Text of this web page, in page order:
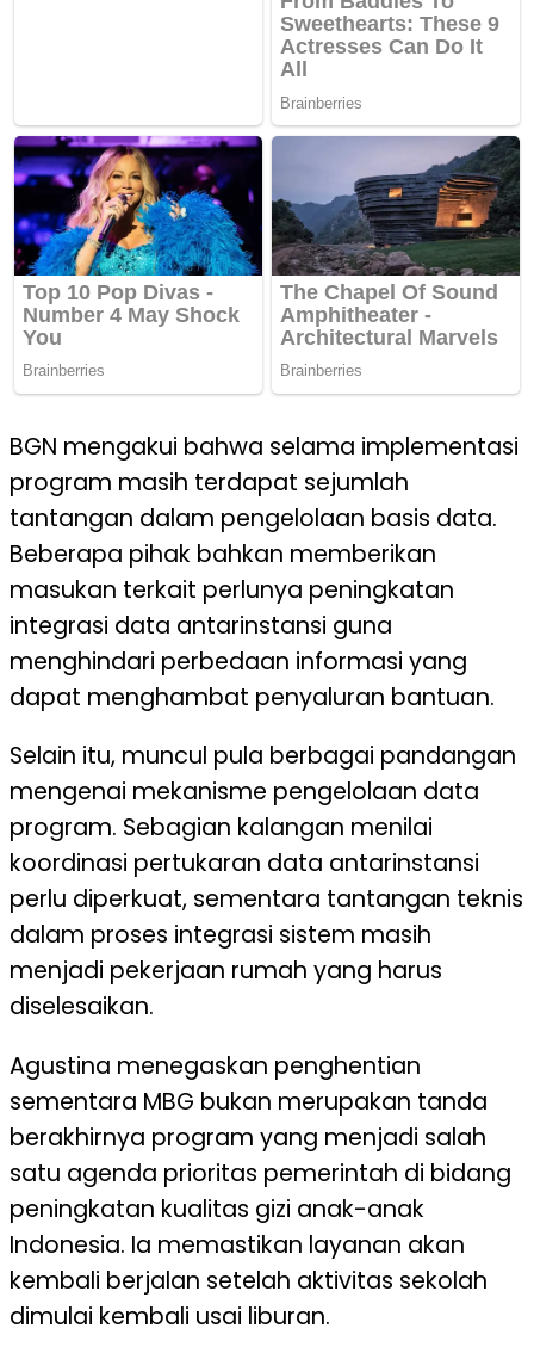
BGN mengakui bahwa selama implementasi
program masih terdapat sejumlah
tantangan dalam pengelolaan basis data.
Beberapa pihak bahkan memberikan
masukan terkait perlunya peningkatan
integrasi data antarinstansi guna
menghindari perbedaan informasi yang
dapat menghambat penyaluran bantuan.
Selain itu, muncul pula berbagai pandangan
mengenai mekanisme pengelolaan data
program. Sebagian kalangan menilai
koordinasi pertukaran data antarinstansi
perlu diperkuat, sementara tantangan teknis
dalam proses integrasi sistem masih
menjadi pekerjaan rumah yang harus
diselesaikan.
Agustina menegaskan penghentian
sementara MBG bukan merupakan tanda
berakhirnya program yang menjadi salah
satu agenda prioritas pemerintah di bidang
peningkatan kualitas gizi anak-anak
Indonesia. Ia memastikan layanan akan
kembali berjalan setelah aktivitas sekolah
dimulai kembali usai liburan.